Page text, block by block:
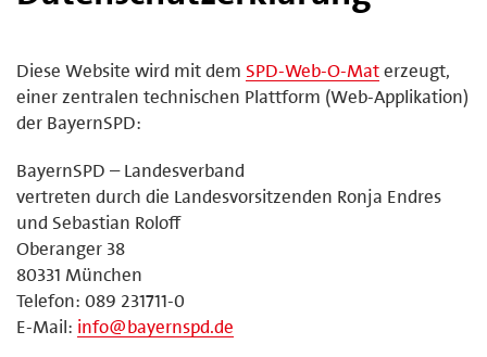
Diese Website wird mit dem SPD-Web-O-Materzeugt,
einer zentralen technischen Plattform (Web-Applikation)
der BayernSPD:
BayernSPD – Landesverband
vertreten durch die Landesvorsitzenden Ronja Endres
und Sebastian Roloff
Oberanger 38
80331 München
Telefon: 089 231711-0
E-Mail: info@bayernspd.de